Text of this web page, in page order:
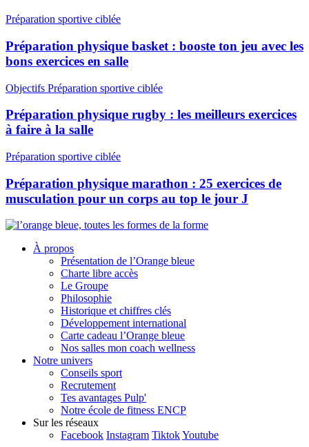
Préparation sportive ciblée
Préparation physique basket : booste ton jeu avec les
bons exercices en salle
Objectifs Préparation sportive ciblée
Préparation physique rugby : les meilleurs exercices
à faire à la salle
Préparation sportive ciblée
Préparation physique marathon : 25 exercices de
musculation pour un corps au top le jour J
À propos
Présentation de l’Orange bleue
Charte libre accès
Le Groupe
Philosophie
Historique et chiffres clés
Développement international
Carte cadeau l’Orange bleue
Nos salles mon coach wellness
Notre univers
Conseils sport
Recrutement
Tes avantages Pulp'
Notre école de fitness ENCP
Sur les réseaux
Facebook Instagram TiktokYoutube